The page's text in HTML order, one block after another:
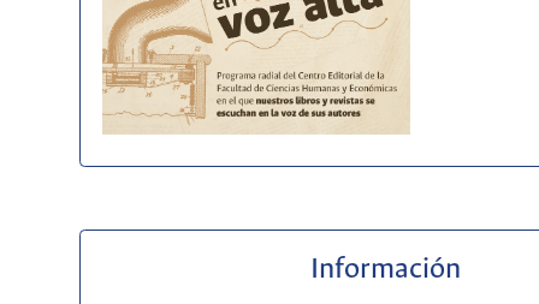
Información